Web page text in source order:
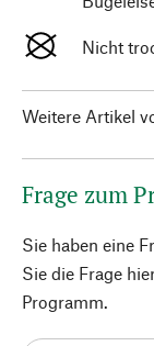
Nicht
Weitere Artikel
Frage zum
Sie haben eine
Sie die Frage
Programm.